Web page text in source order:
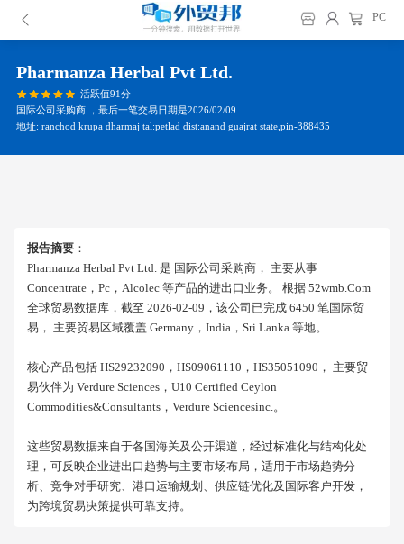
PC
Pharmanza Herbal Pvt Ltd.
活跃值91分
国际公司采购商 ，最后一笔交易日期是2026/02/09
地址: ranchod krupa dharmaj tal:petlad dist:anand guajrat state,pin-388435
报告摘要 ：
Pharmanza Herbal Pvt Ltd. 是 国际公司采购商， 主要从事
Concentrate，pc，alcolec 等产品的进出口业务。 根据 52wmb.com
全球贸易数据库，截至 2026-02-09，该公司已完成 6450 笔国际贸
易， 主要贸易区域覆盖 Germany，india，sri Lanka 等地。
核心产品包括 HS29232090，HS09061110，HS35051090， 主要贸
易伙伴为 Verdure Sciences，u10 Certified Ceylon
Commodities&consultants，verdure Sciencesinc.。
这些贸易数据来自于各国海关及公开渠道，经过标准化与结构化处
理，可反映企业进出口趋势与主要市场布局，适用于市场趋势分
析、竞争对手研究、港口运输规划、供应链优化及国际客户开发，
为跨境贸易决策提供可靠支持。